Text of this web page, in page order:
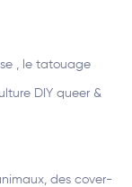
, le tatouage
DIY queer &
des cover-